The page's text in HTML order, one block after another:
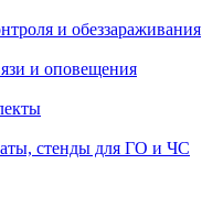
и обеззараживания
и оповещения
стенды для ГО и ЧС